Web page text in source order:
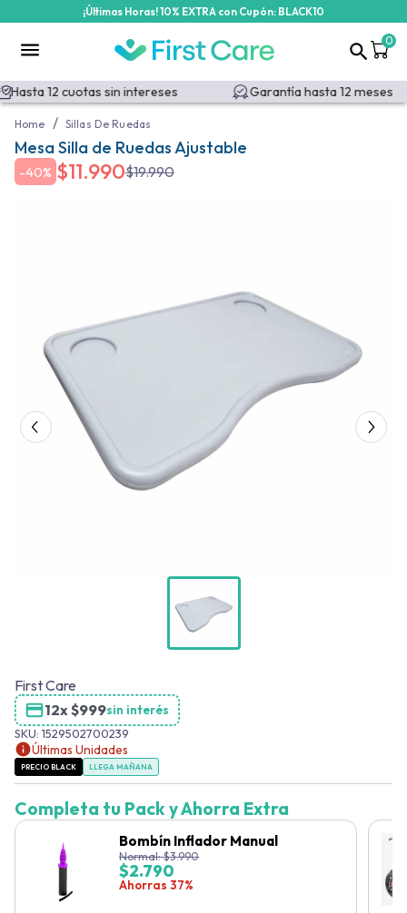
¡Últimas Horas! 10% EXTRA con Cupón: BLACK10
0
Hasta 12 cuotas sin intereses Garantía hasta 12 meses
Home / Sillas De Ruedas
Mesa Silla de Ruedas Ajustable
-40% $11.990$19.990
First Care
PRECIO BLACK LLEGA MAÑANA
12x$999sin interés
SKU: 1529502700239
Últimas Unidades
Completa tu Pack y Ahorra Extra
Bombín Inflador Manual
Normal:$3.990
$2.790
Ahorras 37%